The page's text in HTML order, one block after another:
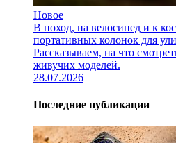
Новое
В поход, на велосипед и к
портативных колонок для
Рассказываем, на что
живучих моделей.
28.07.2026
Последние публикации